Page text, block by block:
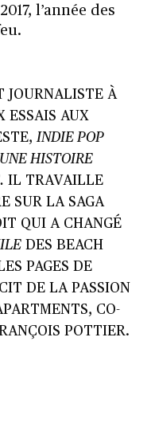
l’année des
JOURNALISTE À
ESSAIS AUX
INDIE POP
HISTOIRE
IL TRAVAILLE
SUR LA SAGA
QUI A CHANGÉ
DES BEACH
PAGES DE
DE LA PASSION
CO-
POTTIER.